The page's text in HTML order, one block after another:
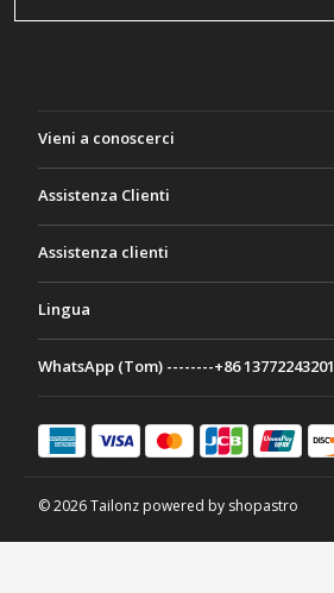
Vieni a conoscerci
Termini e Condizioni
Assistenza Clienti
Contattaci
Assistenza clienti
Modalità di pagamento
Lingua
Français
日本語
Español
WhatsApp (Tom) --------+86 13772243201
© 2026 Tailonz powered by shopastro